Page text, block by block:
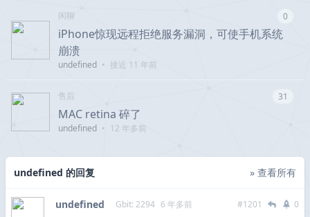
闲聊 0
iPhone惊现远程拒绝服务漏洞，可使手机系统
崩溃
undefined • 接近 11 年前
售后 31
MAC retina 碎了
undefined • 12 年多前
undefined 的回复 » 查看所有
undefined Gbit: 2294 6 年多前 #1201 0